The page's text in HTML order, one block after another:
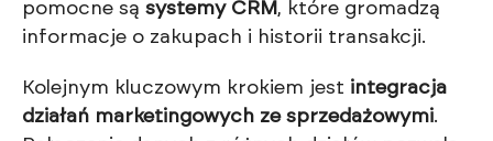
pomocne są systemy CRM , które gromadzą
informacje o zakupach i historii transakcji.
Kolejnym kluczowym krokiem jest integracja
działań marketingowych ze sprzedażowymi.